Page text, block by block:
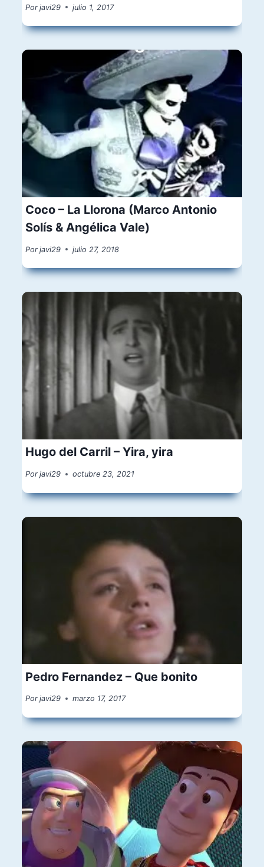
Por javi29 julio 1, 2017
Coco – La Llorona (Marco Antonio
Solís & Angélica Vale)
Por javi29 julio 27, 2018
Hugo del Carril – Yira, yira
Por javi29 octubre 23, 2021
Pedro Fernandez – Que bonito
Por javi29 marzo 17, 2017